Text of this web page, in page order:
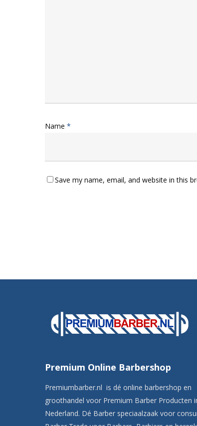
Name *
Save my name, email, and website in this
Premium Online Barbershop
Premiumbarber.nl is dé online barbershop en
groothandel voor Premium Barber Producten
Nederland. Dé Barber speciaalzaak voor